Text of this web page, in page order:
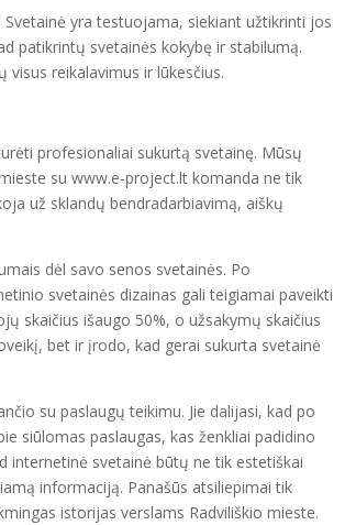
Svetainė yra testuojama, siekiant užtikrinti jos
patikrintų svetainės kokybę ir stabilumą.
reikalavimus ir lūkesčius.
profesionaliai sukurtą svetainę. Mūsų
su www.e-project.lt komanda ne tik
už sklandų bendradarbiavimą, aiškų
dėl savo senos svetainės. Po
svetainės dizainas gali teigiamai paveikti
skaičius išaugo 50%, o užsakymų skaičius
bet ir įrodo, kad gerai sukurta svetainė
su paslaugų teikimu. Jie dalijasi, kad po
siūlomas paslaugas, kas ženkliai padidino
internetinė svetainė būtų ne tik estetiškai
informaciją. Panašūs atsiliepimai tik
istorijas verslams Radviliškio mieste.